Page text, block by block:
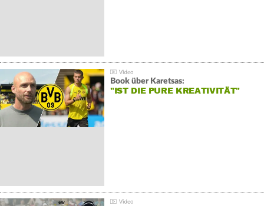
Book über Karetsas:
"IST DIE PURE KREATIVITÄT"